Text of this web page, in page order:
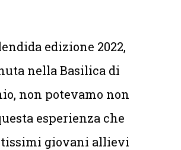
edizione 2022,
nella Basilica di
non potevamo non
esperienza che
giovani allievi